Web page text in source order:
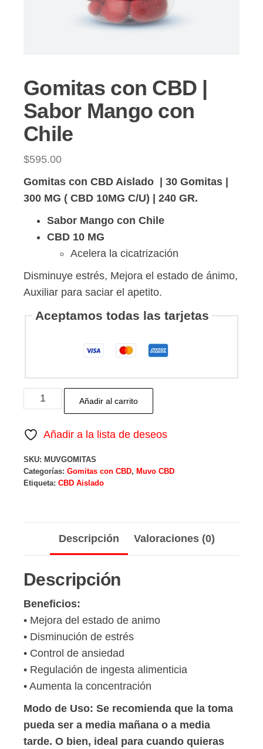
Gomitas con CBD |
Sabor Mango con
Chile
$595.00
Gomitas con CBD Aislado | 30 Gomitas |
300 MG ( CBD 10MG C/U) | 240 GR.
Sabor Mango con Chile
CBD 10 MG
Acelera la cicatrización
Disminuye estrés, Mejora el estado de ánimo,
Auxiliar para saciar el apetito.
Aceptamos todas las tarjetas
Gomitas
con
CBD
Sabor
Mango
Añadir al carrito
Añadir a la lista de deseos
SKU: MUVGOMITAS
Categorías: Gomitas con CBD, Muvo CBD
Etiqueta: CBD Aislado
Descripción Valoraciones (0)
Descripción
Beneficios:
• Mejora del estado de animo
• Disminución de estrés
• Control de ansiedad
• Regulación de ingesta alimenticia
• Aumenta la concentración
Modo de Uso: Se recomienda que la toma
pueda ser a media mañana o a media
tarde. O bien, ideal para cuando quieras